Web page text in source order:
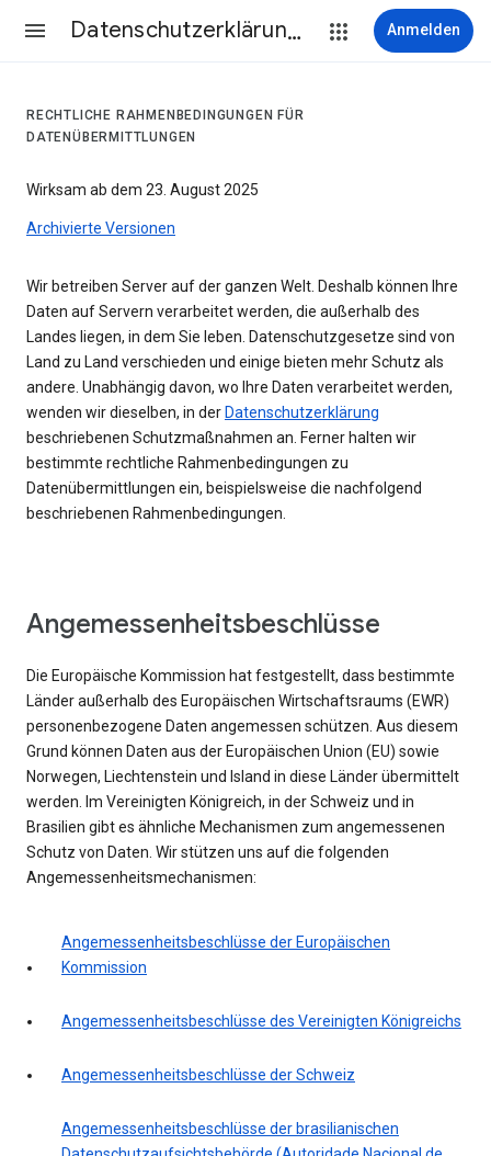
Datenschutzerklärung & Nutzungsbedingungen Anmelden
RECHTLICHE RAHMENBEDINGUNGEN FÜR
DATENÜBERMITTLUNGEN
Wirksam ab dem 23. August 2025
Archivierte Versionen
Wir betreiben Server auf der ganzen Welt. Deshalb können Ihre
Daten auf Servern verarbeitet werden, die außerhalb des
Landes liegen, in dem Sie leben. Datenschutzgesetze sind von
Land zu Land verschieden und einige bieten mehr Schutz als
andere. Unabhängig davon, wo Ihre Daten verarbeitet werden,
wenden wir dieselben, in der Datenschutzerklärung
beschriebenen Schutzmaßnahmen an. Ferner halten wir
bestimmte rechtliche Rahmenbedingungen zu
Datenübermittlungen ein, beispielsweise die nachfolgend
beschriebenen Rahmenbedingungen.
Angemessenheitsbeschlüsse
Die Europäische Kommission hat festgestellt, dass bestimmte
Länder außerhalb des Europäischen Wirtschaftsraums (EWR)
personenbezogene Daten angemessen schützen. Aus diesem
Grund können Daten aus der Europäischen Union (EU) sowie
Norwegen, Liechtenstein und Island in diese Länder übermittelt
werden. Im Vereinigten Königreich, in der Schweiz und in
Brasilien gibt es ähnliche Mechanismen zum angemessenen
Schutz von Daten. Wir stützen uns auf die folgenden
Angemessenheitsmechanismen:
Angemessenheitsbeschlüsse der Europäischen
Kommission
Angemessenheitsbeschlüsse des Vereinigten Königreichs
Angemessenheitsbeschlüsse der Schweiz
Angemessenheitsbeschlüsse der brasilianischen